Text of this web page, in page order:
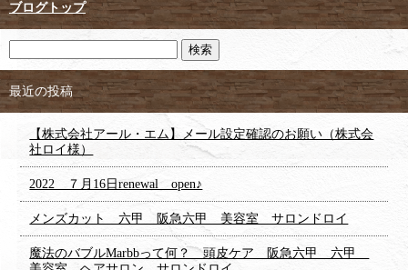
ブログトップ
最近の投稿
【株式会社アール・エム】メール設定確認のお願い（株式会
社ロイ様）
2022 ７月16日renewal open♪
メンズカット 六甲 阪急六甲 美容室 サロンドロイ
魔法のバブルMarbbって何？ 頭皮ケア 阪急六甲 六甲